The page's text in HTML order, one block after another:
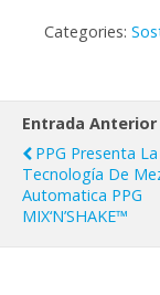
Categories:
Entrada Anterior
PPG Presenta La
Tecnología De
Automatica PPG
MIX‘N’SHAKE™